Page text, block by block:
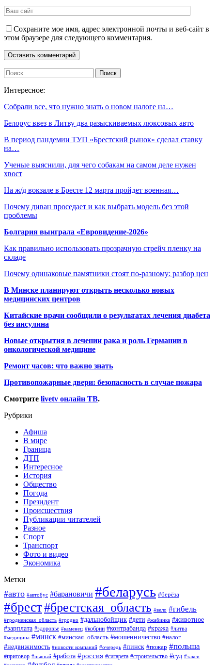
Сохраните мое имя, адрес электронной почты и веб-сайт в
этом браузере для следующего комментария.
Интересное:
Собрали все, что нужно знать о новом налоге на…
Белорус ввез в Литву два разыскиваемых люксовых авто
В период пандемии ТУП «Брестский рынок» сделал ставку
на…
Ученые выяснили, для чего собакам на самом деле нужен
хвост
На ж/д вокзале в Бресте 12 марта пройдет военная…
Почему диван проседает и как выбрать модель без этой
проблемы
Болгария выиграла «Евровидение-2026»
Как правильно использовать прозрачную стрейч пленку на
складе
Почему одинаковые памятники стоят по-разному: разбор цен
В Минске планируют открыть несколько новых
медицинских центров
Китайские врачи сообщили о результатах лечения диабета
без инсулина
Новые открытия в лечении рака и роль Германии в
онкологической медицине
Ремонт часов: что важно знать
Противопожарные двери: безопасность в случае пожара
Смотрите livetv онлайн ТВ.
Рубрики
Афиша
В мире
Граница
ДТП
Интересное
История
Общество
Погода
Президент
Происшествия
Публикации читателей
Разное
Спорт
Транспорт
Фото и видео
Экономика
Метки
#авто #автобус #барановичи #беларусь #берёза
#брест#брестская_область #вело #гибель
#гродненская_область #гродно #дальнобойщик #дети #жабинка #животное
#зарплата #здоровье #каменец #кобрин #контрабанда #кража #литва
#медицина #минск #минская_область #мошенничество #налог
#недвижимость #новости компаний #очередь #пинск #пожар #польша
#приговор #пьяный #работа #россия #сигарета #строительство #суд #такси